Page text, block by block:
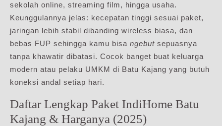
sekolah online, streaming film, hingga usaha.
Keunggulannya jelas: kecepatan tinggi sesuai paket,
jaringan lebih stabil dibanding wireless biasa, dan
bebas FUP sehingga kamu bisa ngebut sepuasnya
tanpa khawatir dibatasi. Cocok banget buat keluarga
modern atau pelaku UMKM di Batu Kajang yang butuh
koneksi andal setiap hari.
Daftar Lengkap Paket IndiHome Batu
Kajang & Harganya (2025)